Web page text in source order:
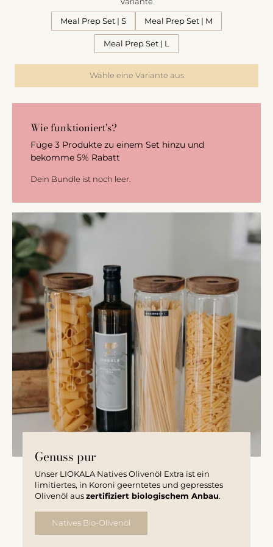
Meal Prep Set | S Meal Prep Set | M
Meal Prep Set | L
Wähle eine Variante aus
Wie funktioniert's?
Füge 3 Produkte zu einem Set hinzu und
bekomme 5% Rabatt
Dein Bundle ist noch leer.
Genuss pur
Unser LIOKALA Natives Olivenöl Extra ist ein
limitiertes, in Koroni geerntetes und gepresstes
Olivenöl aus zertifiziert biologischem Anbau.
Natives Bio-Olivenöl